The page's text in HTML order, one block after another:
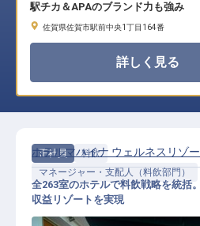
駅チカ＆APAのブランド力も強み
佐賀県佐賀市駅前中央1丁目164番
詳しく見る
正社員
料飲
マネージャー・支配人（料飲部門）
ホテルマハイナ ウェルネスリゾ
全263室のホテルで料飲戦略を統括
収益リゾートを実現